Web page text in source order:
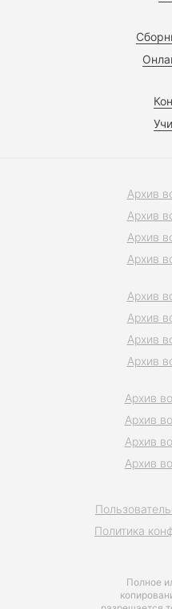
Полное
Политика
Архив
Архив
Архив
Архив
Архив
Архив
Архив
Архив
Архив
Архив
Архив
Архив